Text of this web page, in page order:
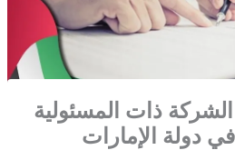
ذات المسئولية
دولة الإمارات